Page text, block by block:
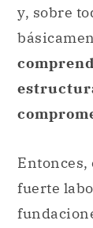
y, sobre
Entonces,
fuerte